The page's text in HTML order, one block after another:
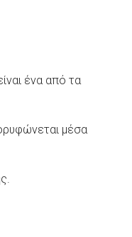
ένα από τα
μέσα